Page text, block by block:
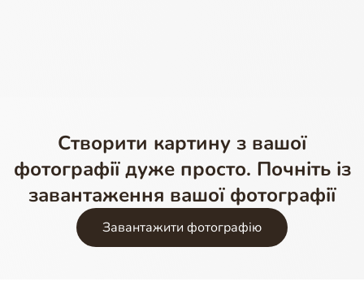
Створити картину з вашої
фотографії дуже просто. Почніть із
завантаження вашої фотографії
Завантажити фотографію